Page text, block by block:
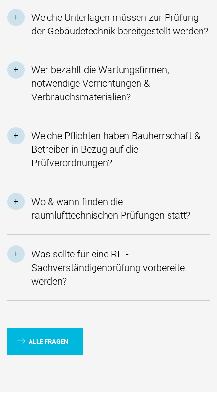
Welche Unterlagen müssen zur Prüfung
der Gebäudetechnik bereitgestellt werden?
Wer bezahlt die Wartungsfirmen,
notwendige Vorrichtungen &
Verbrauchsmaterialien?
Welche Pflichten haben Bauherrschaft &
Betreiber in Bezug auf die
Prüfverordnungen?
Wo & wann finden die
raumlufttechnischen Prüfungen statt?
Was sollte für eine RLT-
Sachverständigenprüfung vorbereitet
werden?
ALLE FRAGEN